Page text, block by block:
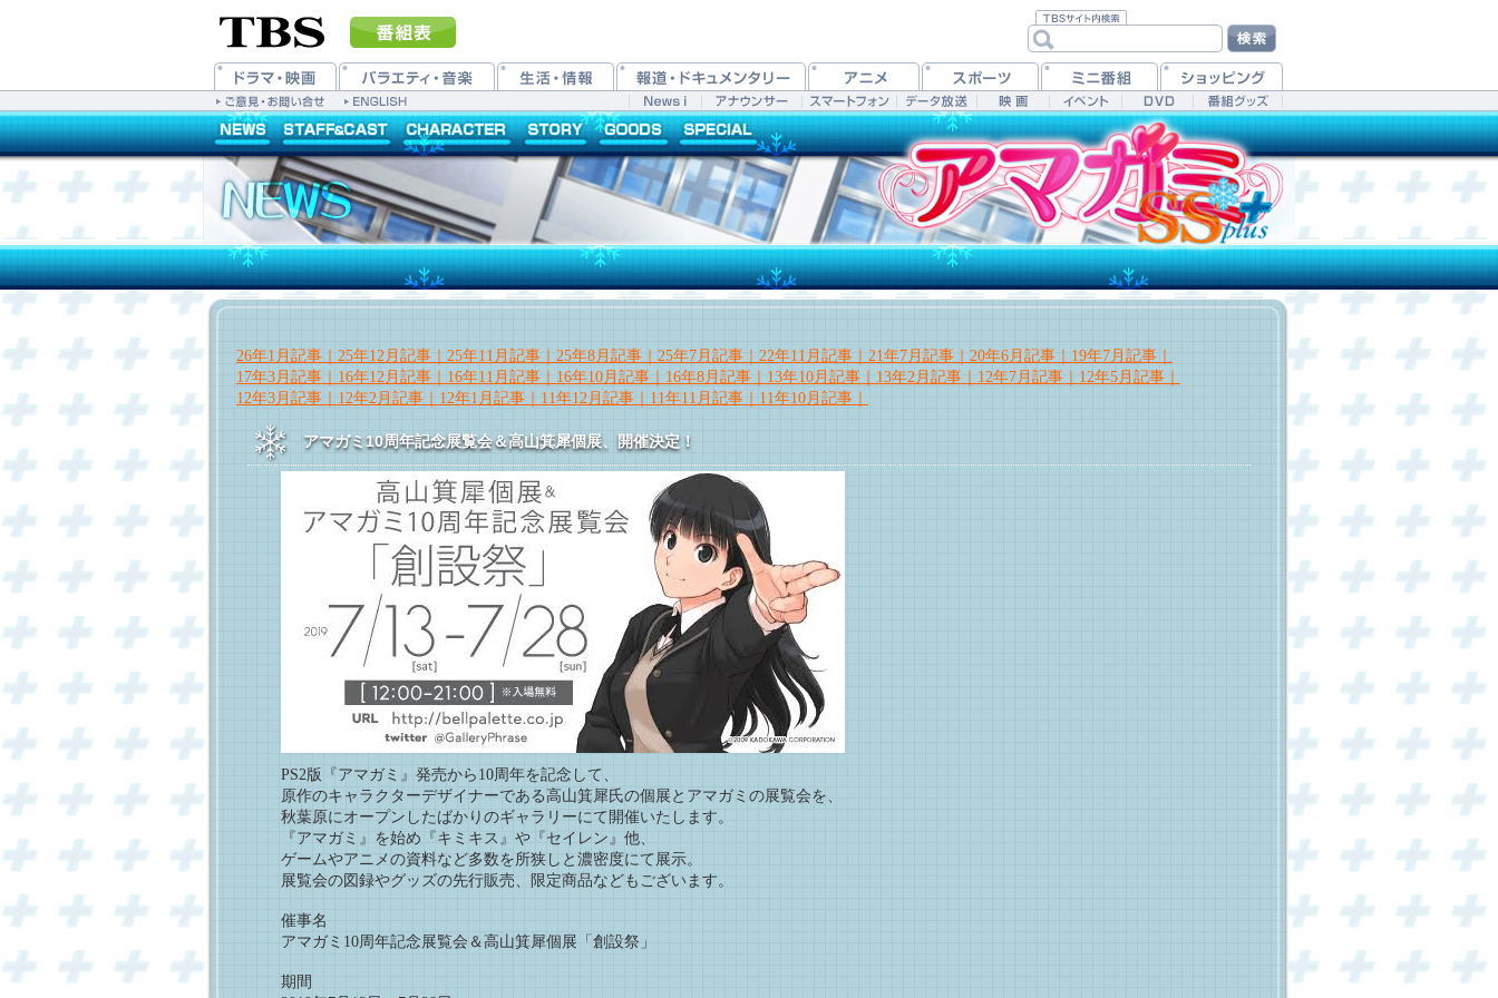
26年1月記事｜ 25年12月記事｜ 25年11月記事｜ 25年8月記事｜ 25年7月記事｜ 22年11月記事｜ 21年7月記事｜ 20年6月記事｜ 19年7月記事｜
17年3月記事｜ 16年12月記事｜ 16年11月記事｜ 16年10月記事｜ 16年8月記事｜ 13年10月記事｜ 13年2月記事｜ 12年7月記事｜ 12年5月記事｜
12年3月記事｜ 12年2月記事｜ 12年1月記事｜ 11年12月記事｜ 11年11月記事｜ 11年10月記事｜
アマガミ10周年記念展覧会＆高山箕犀個展、開催決定！
PS2版『アマガミ』発売から10周年を記念して、
原作のキャラクターデザイナーである高山箕犀氏の個展とアマガミの展覧会を、
秋葉原にオープンしたばかりのギャラリーにて開催いたします。
『アマガミ』を始め『キミキス』や『セイレン』他、
ゲームやアニメの資料など多数を所狭しと濃密度にて展示。
展覧会の図録やグッズの先行販売、限定商品などもございます。
催事名
アマガミ10周年記念展覧会＆高山箕犀個展「創設祭」
期間